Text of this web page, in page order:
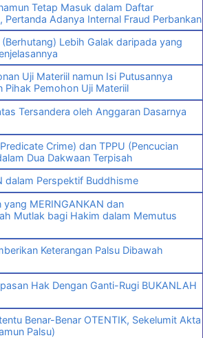
Tetap Masuk dalam Daftar
Pertanda Adanya Internal Fraud Perbankan
Lebih Galak daripada yang
Uji Materiil namun Isi Putusannya
Pihak Pemohon Uji Materiil
Tersandera oleh Anggaran Dasarnya
Crime) dan TPPU (Pencucian
Dua Dakwaan Terpisah
dalam Perspektif Buddhisme
yang MERINGANKAN dan
Mutlak bagi Hakim dalam Memutus
Keterangan Palsu Dibawah
Hak Dengan Ganti-Rugi BUKANLAH
Benar-Benar OTENTIK, Sekelumit Akta
Palsu)